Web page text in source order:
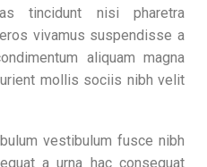
tincidunt nisi pharetra
vivamus suspendisse a
aliquam magna
mollis sociis nibh velit
vestibulum fusce nibh
a urna hac consequat